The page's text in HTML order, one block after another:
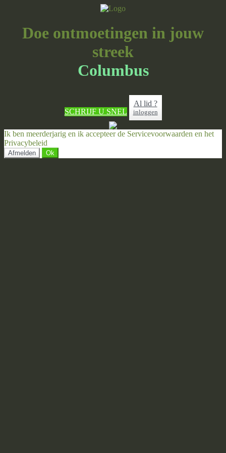
Doe ontmoetingen in jouw
streek
Columbus
SCHRIJF U SNEL
Al lid ?
inloggen
Ik ben meerderjarig en ik accepteer de Servicevoorwaarden en het
Privacybeleid
Afmelden Ok